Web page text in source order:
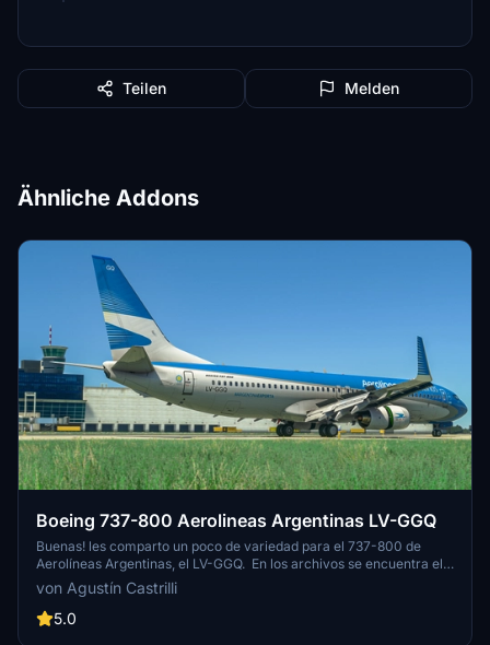
Teilen Melden
Ähnliche Addons
Boeing 737-800 Aerolineas Argentinas LV-GGQ
Buenas! les comparto un poco de variedad para el 737-800 de
Aerolíneas Argentinas, el LV-GGQ. En los archivos se encuentra el
.ptt para instalar en el Operation Center. Por otro lado, dejo una
carpeta para que puedan instalar de forma manual el interior de
cabina del avión, ya que se me imposibilita a exportarlo porque el
von Agustín Castrilli
5.0